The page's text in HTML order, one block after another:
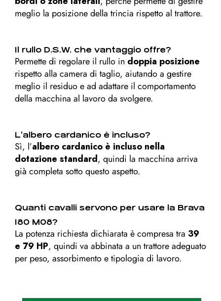
meglio la posizione della trincia rispetto al trattore.
Il rullo D.S.W. che vantaggio offre?
Permette di regolare il rullo in doppia posizione
rispetto alla camera di taglio, aiutando a gestire
meglio il residuo e ad adattare il comportamento
della macchina al lavoro da svolgere.
L’albero cardanico è incluso?
Sì, l’albero cardanico è incluso nella
dotazione standard, quindi la macchina arriva
già completa sotto questo aspetto.
Quanti cavalli servono per usare la Brava
180 M08?
La potenza richiesta dichiarata è compresa tra 39
e 79 HP, quindi va abbinata a un trattore adeguato
per peso, assorbimento e tipologia di lavoro.